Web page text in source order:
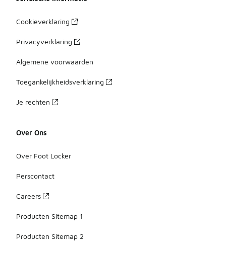
Cookieverklaring
Privacyverklaring
Algemene voorwaarden
Toegankelijkheidsverklaring
Je rechten
Over Ons
Over Foot Locker
Perscontact
Careers
Producten Sitemap 1
Producten Sitemap 2